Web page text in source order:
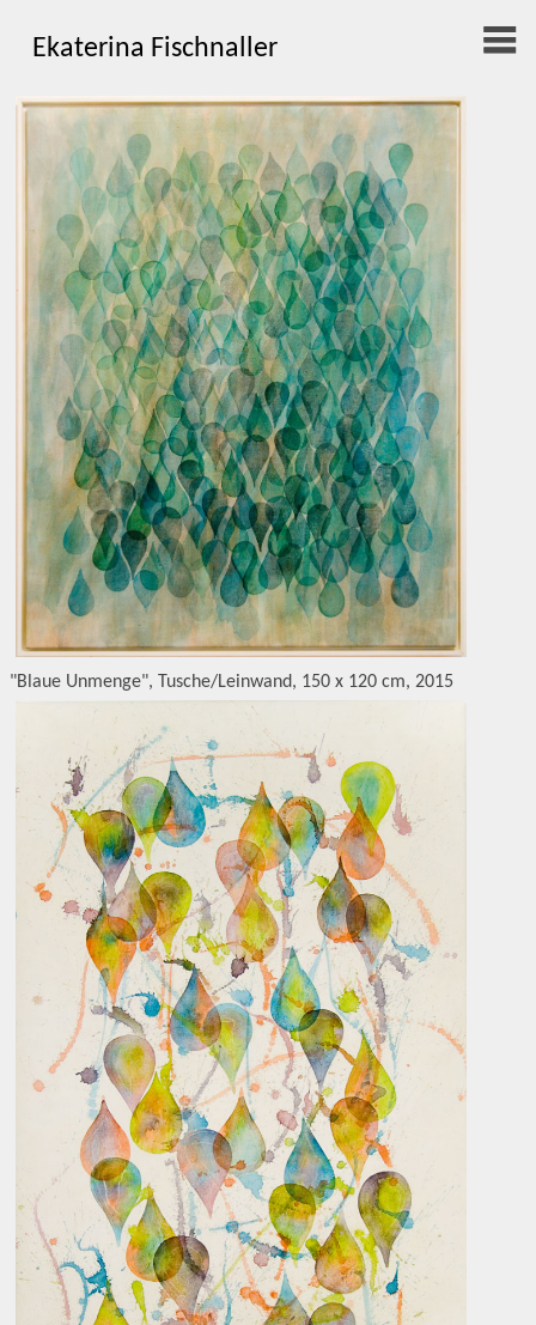
Ekaterina Fischnaller
"Blaue Unmenge", Tusche/Leinwand, 150 x 120 cm, 2015